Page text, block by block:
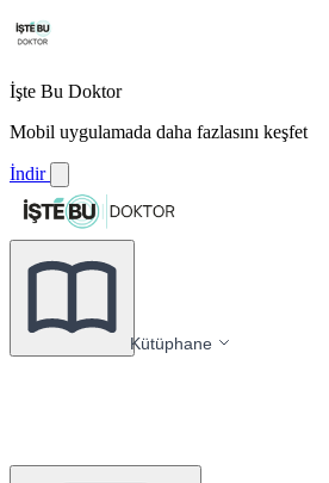
İşte Bu Doktor
Mobil uygulamada daha fazlasını keşfet
İndir
Kütüphane